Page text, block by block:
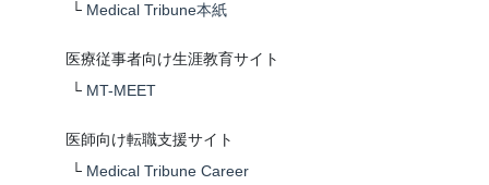
└ Medical Tribune本紙
医療従事者向け生涯教育サイト
└ MT-MEET
医師向け転職支援サイト
└ Medical Tribune Career